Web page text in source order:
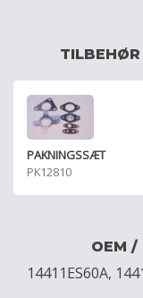
TILBEHØR
PAKNINGSSÆT
PK12810
OEM /
14411ES60A,